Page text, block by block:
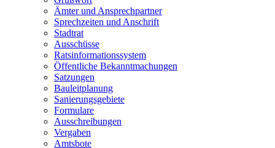
Ämter und Ansprechpartner
Sprechzeiten und Anschrift
Stadtrat
Ausschüsse
Ratsinformationssystem
Öffentliche Bekanntmachungen
Satzungen
Bauleitplanung
Sanierungsgebiete
Formulare
Ausschreibungen
Vergaben
Amtsbote